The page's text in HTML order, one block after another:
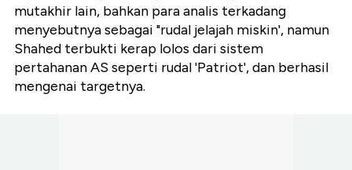
mutakhir lain, bahkan para analis terkadang
menyebutnya sebagai "rudal jelajah miskin', namun
Shahed terbukti kerap lolos dari sistem
pertahanan AS seperti rudal 'Patriot', dan berhasil
mengenai targetnya.